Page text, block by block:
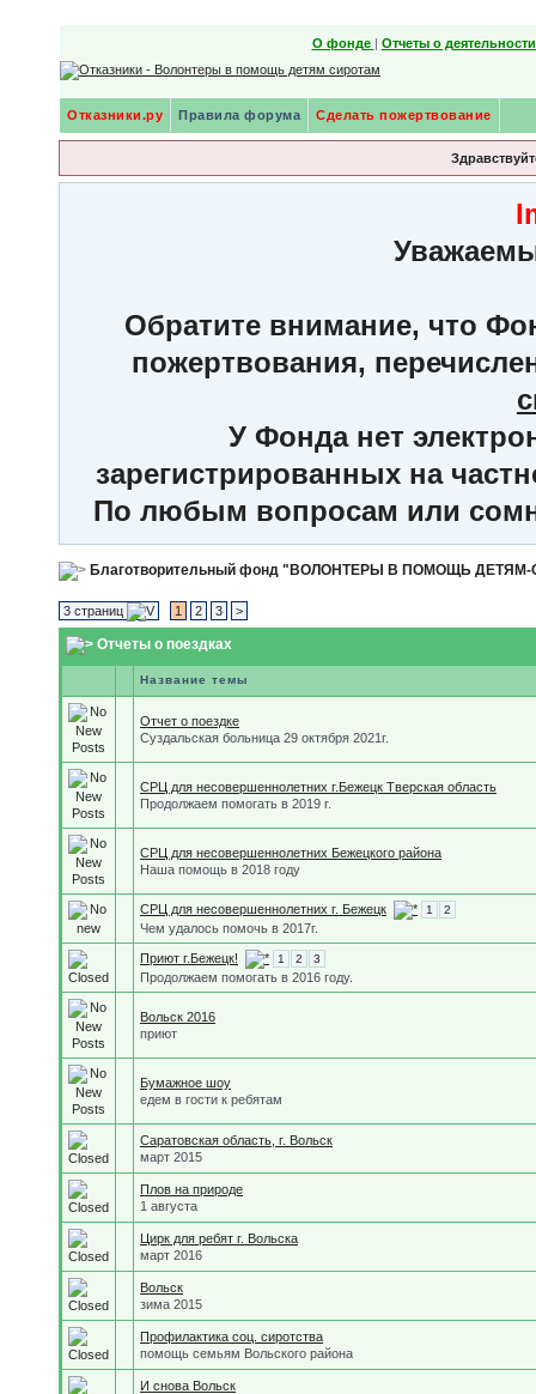
О фонде | Отчеты о
Отказники.ру Правила форума Сделать пожертвование
Обратите внимание, что
пожертвования,
У Фонда нет
зарегистрированных на
По любым вопросам или
Благотворительный фонд "ВОЛОНТЕРЫ В ПОМОЩЬ
3 страниц 1 2 3 >
Отчеты о поездках
Название темы
Отчет о поездке
Суздальская больница 29 октября 2021г.
CРЦ для несовершеннолетних г.Бежецк Тверская область
Продолжаем помогать в 2019 г.
СРЦ для несовершеннолетних Бежецкого района
Наша помощь в 2018 году
СРЦ для несовершеннолетних г. Бежецк 1 2
Чем удалось помочь в 2017г.
Приют г.Бежецк! 1 2 3
Продолжаем помогать в 2016 году.
Вольск 2016
приют
Бумажное шоу
едем в гости к ребятам
Саратовская область, г. Вольск
март 2015
Плов на природе
1 августа
Цирк для ребят г. Вольска
март 2016
Вольск
зима 2015
Профилактика соц. сиротства
помощь семьям Вольского района
И снова Вольск